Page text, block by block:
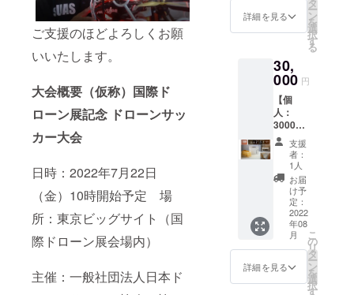
ご支援のほどよろしくお願
いいたします。
大会概要（仮称）国際ド
ローン展記念 ドローンサッ
カー大会
日時：2022年7月22日
（金）10時開始予定 場
所：東京ビッグサイト（国
際ドローン展会場内）
主催：一般社団法人日本ド
ちり、
中はふ
んわり
特の食
感は一
度食べ
ると病
みつき
になる
こと請
け合
い。 交
換券の
形で提
供いた
します
ので、
お近く
のに志
かわに
ンディングで
は、交換券の形
で提供いたしま
のに志かわにお
越しになるか、
発注時期を指定
することによ
り、好きな時に
味わうことが可
能です。 ※サイ
トの仕様上、お
届け予定が2022
年8月となってお
りますが、2022
年12月末日まで
とさせていただ
きます。 【DEC
ドローンパーク
について】※使用
券期限：2022年
12月末まで 茨城
県取手市にあ
かわ食パンにつ
いて】 に志かわ
多数店舗を展開
しています。 外
はもっちり、中
はふんわりした
独特の食感は一
度食べると病み
つきになること
請け合い。 交換
券の形で提供い
たしますので、
お近くのに志か
わにお越しにな
るか、発注時期
を指定すること
により、好きな
が可能です。 ※
サイトの仕様
詳細を見る ー
ン
を
選
択
す
る
30,
000 円
【個
人：
30000
円コー
ス】 銀
座に志
かわ食
パン3
本、ド
ローン
サッ
カー教
本
DVD、
DECド
ローン
支援
者：
1人
お届
け予
定：
2022
年08
月
詳細を見る
こ
の
リ
タ
ー
ン
を
選
択
す